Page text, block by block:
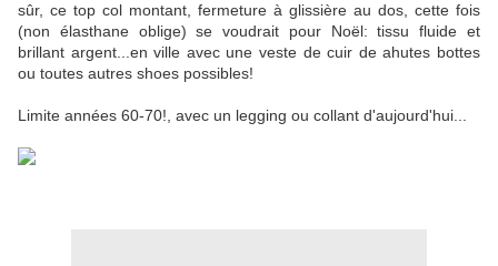
sûr, ce top col montant, fermeture à glissière au dos, cette fois
(non élasthane oblige) se voudrait pour Noël: tissu fluide et
brillant argent...en ville avec une veste de cuir de ahutes bottes
ou toutes autres shoes possibles!
Limite années 60-70!, avec un legging ou collant d'aujourd'hui...